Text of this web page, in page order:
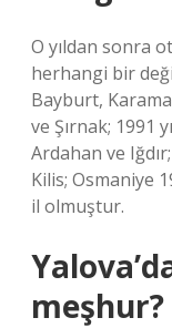
O yıldan sonra
herhangi bir
Bayburt,
ve Şırnak; 1991
Ardahan ve
Kilis; Osmaniye
il olmuştur.
meşhur?